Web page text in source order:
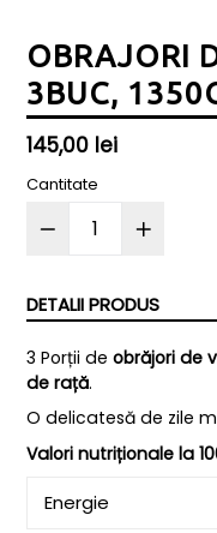
OBRAJORI
3BUC,
Preț
normal
145,00 lei
Cantitate
DETALII PRODUS
3 Porții de obrăjori de
de rață.
O delicatesă de zile
Valori nutriționale la
Energie